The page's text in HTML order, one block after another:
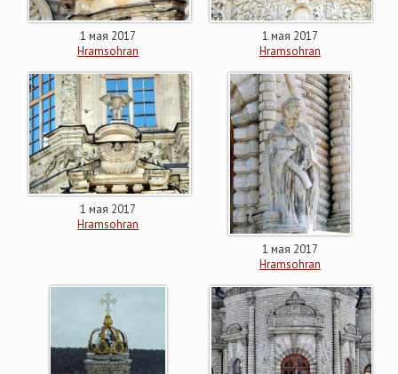
1 мая 2017
Hramsohran
1 мая 2017
Hramsohran
1 мая 2017
Hramsohran
1 мая 2017
Hramsohran